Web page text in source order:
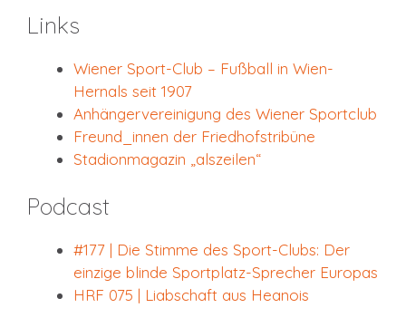
Links
Wiener Sport-Club – Fußball in Wien-
Hernals seit 1907
Anhängervereinigung des Wiener Sportclub
Freund_innen der Friedhofstribüne
Stadionmagazin „alszeilen“
Podcast
#177 | Die Stimme des Sport-Clubs: Der
einzige blinde Sportplatz-Sprecher Europas
HRF 075 | Liabschaft aus Heanois